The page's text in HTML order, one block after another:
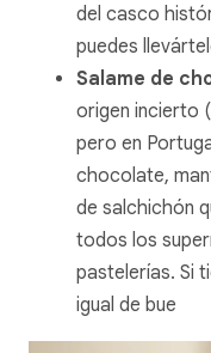
del casco
puedes
Salame de
origen incierto
pero en
chocolate,
de salchichón
todos los
pastelerías. Si
igual de bue